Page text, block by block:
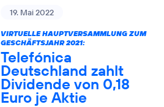
19. Mai 2022
VIRTUELLE HAUPTVERSAMMLUNG ZUM
GESCHÄFTSJAHR 2021:
Telefónica
Deutschland zahlt
Dividende von 0,18
Euro je Aktie